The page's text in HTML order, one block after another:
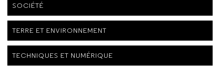
SOCIÉTÉ
TERRE ET ENVIRONNEMENT
TECHNIQUES ET NUMÉRIQUE